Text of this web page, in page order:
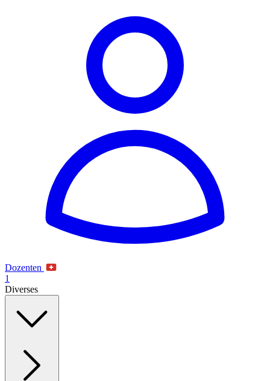
Dozenten
1
Diverses